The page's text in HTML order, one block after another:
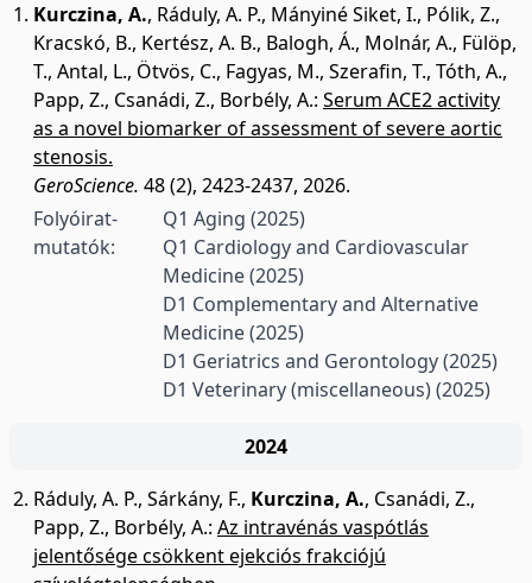
Kurczina, A., Ráduly, A. P., Mányiné Siket, I., Pólik, Z.,
Kracskó, B., Kertész, A. B., Balogh, Á., Molnár, A., Fülöp,
T., Antal, L., Ötvös, C., Fagyas, M., Szerafin, T., Tóth, A.,
Papp, Z., Csanádi, Z., Borbély, A.: Serum ACE2 activity
as a novel biomarker of assessment of severe aortic
stenosis.
GeroScience. 48 (2), 2423-2437, 2026.
Folyóirat-
mutatók:
Q1 Aging(2025)
Q1 Cardiology and Cardiovascular
Medicine(2025)
D1 Complementary and Alternative
Medicine(2025)
D1 Geriatrics and Gerontology(2025)
D1 Veterinary (miscellaneous)(2025)
2024
Ráduly, A. P., Sárkány, F., Kurczina, A., Csanádi, Z.,
Papp, Z., Borbély, A.: Az intravénás vaspótlás
jelentősége csökkent ejekciós frakciójú